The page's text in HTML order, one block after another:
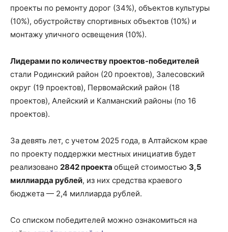
проекты по ремонту дорог (34%), объектов культуры
(10%), обустройству спортивных объектов (10%) и
монтажу уличного освещения (10%).
Лидерами по количеству проектов-победителей
стали Родинский район (20 проектов), Залесовский
округ (19 проектов), Первомайский район (18
проектов), Алейский и Калманский районы (по 16
проектов).
За девять лет, с учетом 2025 года, в Алтайском крае
по проекту поддержки местных инициатив будет
реализовано 2842 проекта общей стоимостью 3,5
миллиарда рублей, из них средства краевого
бюджета — 2,4 миллиарда рублей.
Со списком победителей можно ознакомиться на